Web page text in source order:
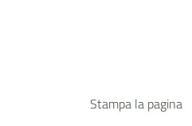
Stampa la pagina